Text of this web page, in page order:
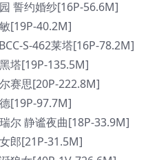
誓约婚纱[16P-56.6M]
[19P-40.2M]
S-462莱塔[16P-78.2M]
塔[19P-135.5M]
赛思[20P-222.8M]
[19P-97.7M]
尔 静谧夜曲[18P-33.9M]
郎[21P-31.5M]